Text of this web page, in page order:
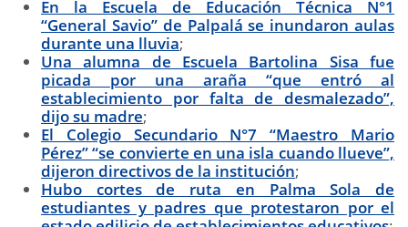
En la Escuela de Educación Técnica N°1
“General Savio” de Palpalá se inundaron aulas
durante una lluvia;
Una alumna de Escuela Bartolina Sisa fue
picada por una araña “que entró al
establecimiento por falta de desmalezado”,
dijo su madre;
El Colegio Secundario N°7 “Maestro Mario
Pérez” “se convierte en una isla cuando llueve”,
dijeron directivos de la institución;
Hubo cortes de ruta en Palma Sola de
estudiantes y padres que protestaron por el